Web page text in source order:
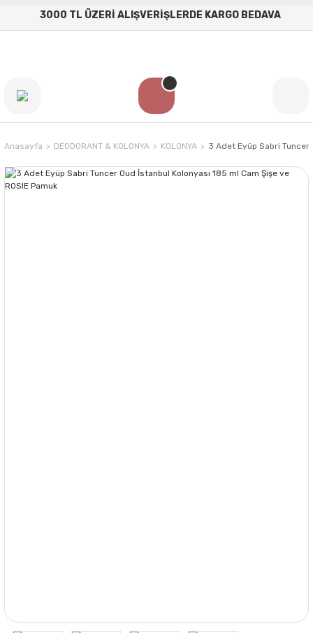
3000 TL ÜZERİ ALIŞVERİŞLERDE KARGO BEDAVA
Anasayfa DEODORANT & KOLONYA KOLONYA 3 Adet Eyüp Sabri Tuncer